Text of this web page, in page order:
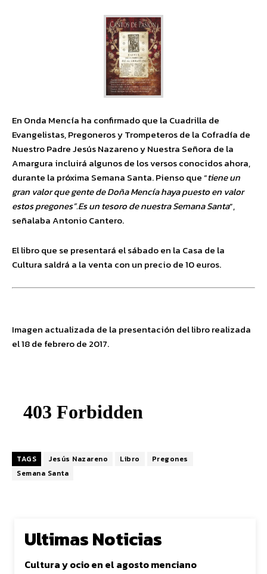
En Onda Mencía ha confirmado que la Cuadrilla de
Evangelistas, Pregoneros y Trompeteros de la Cofradía de
Nuestro Padre Jesús Nazareno y Nuestra Señora de la
Amargura incluirá algunos de los versos conocidos ahora,
durante la próxima Semana Santa. Pienso que “tiene un
gran valor que gente de Doña Mencía haya puesto en valor
estos pregones”.Es un tesoro de nuestra Semana Santa”,
señalaba Antonio Cantero.
El libro que se presentará el sábado en la Casa de la
Cultura saldrá a la venta con un precio de 10 euros.
Imagen actualizada de la presentación del libro realizada
el 18 de febrero de 2017.
TAGS Jesús Nazareno Libro
Pregones
Semana Santa
Ultimas Noticias
Cultura y ocio en el agosto menciano